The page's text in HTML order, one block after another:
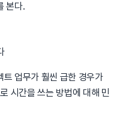
본다.
업무가 훨씬 급한 경우가
시간을 쓰는 방법에 대해 민